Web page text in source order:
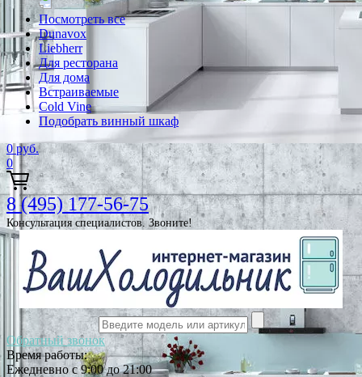
Посмотреть все
Dunavox
Liebherr
Для ресторана
Для дома
Встраиваемые
Cold Vine
Подобрать винный шкаф
0 руб.
0
8 (495) 177-56-75
Консультация специалистов. Звоните!
Обратный звонок
Время работы:
Ежедневно с 9:00 до 21:00